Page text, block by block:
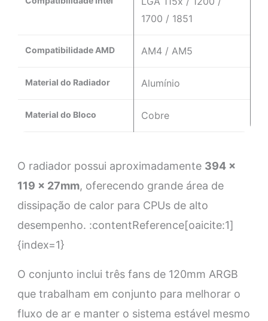
1700 / 1851
Compatibilidade AMD AM4 / AM5
Material do Radiador Alumínio
Material do Bloco Cobre
O radiador possui aproximadamente 394 x
119 x 27mm, oferecendo grande área de
dissipação de calor para CPUs de alto
desempenho. :contentReference[oaicite:1]
{index=1}
O conjunto inclui três fans de 120mm ARGB
que trabalham em conjunto para melhorar o
fluxo de ar e manter o sistema estável mesmo